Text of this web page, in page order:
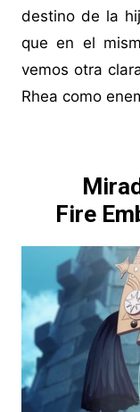
destino de la
que en el
vemos otra
Rhea como
Fire